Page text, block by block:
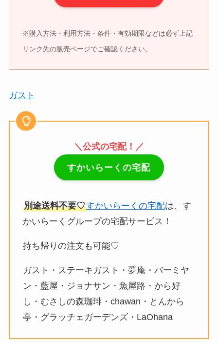
※購入方法・利用方法・条件・有効期限などは必ず上記
リンク先の販売ページでご確認ください。
ガスト
＼公式の宅配！／
すかいらーくの宅配
別途送料不要♡すかいらーくの宅配は、す
かいらーくグループの宅配サービス！
持ち帰りの注文も可能♡
ガスト・ステーキガスト・夢庵・バーミヤ
ン・藍屋・ジョナサン・魚屋路・から好
し・むさしの森珈琲・chawan・とんから
亭・グラッチェガーデンズ・LaOhana